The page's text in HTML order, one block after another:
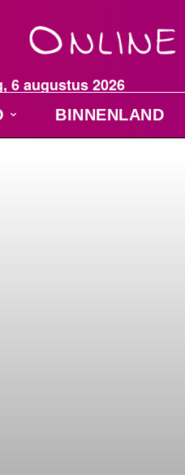
6 augustus 2026
BINNENLAND